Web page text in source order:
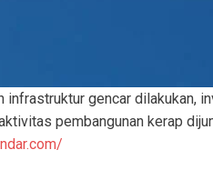
gencar dilakukan,
pembangunan kerap